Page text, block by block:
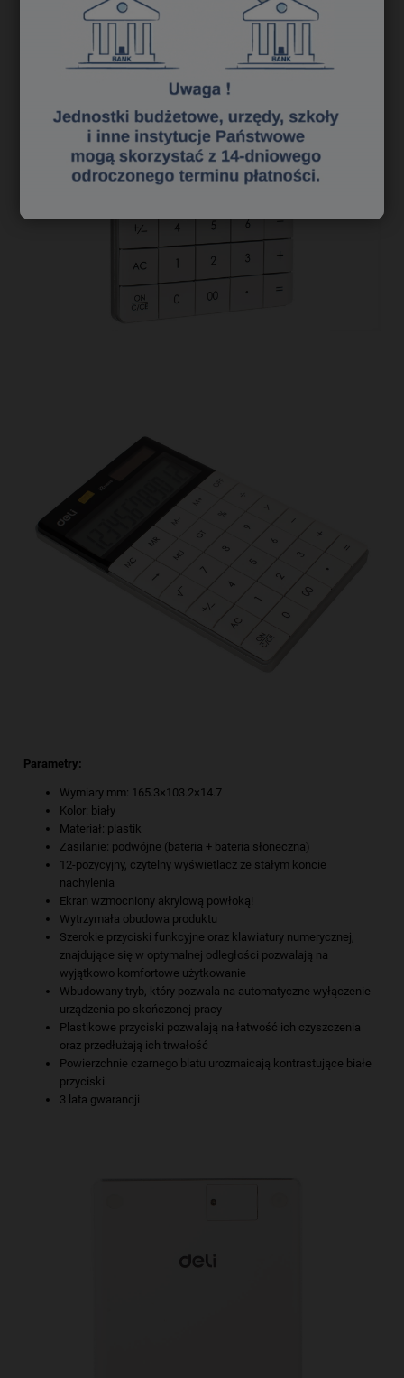
Parametry:
Wymiary mm: 165.3×103.2×14.7
Kolor: biały
Materiał: plastik
Zasilanie: podwójne (bateria + bateria słoneczna)
12-pozycyjny, czytelny wyświetlacz ze stałym koncie
nachylenia
Ekran wzmocniony akrylową powłoką!
Wytrzymała obudowa produktu
Szerokie przyciski funkcyjne oraz klawiatury numerycznej,
znajdujące się w optymalnej odległości pozwalają na
wyjątkowo komfortowe użytkowanie
Wbudowany tryb, który pozwala na automatyczne wyłączenie
urządzenia po skończonej pracy
Plastikowe przyciski pozwalają na łatwość ich czyszczenia
oraz przedłużają ich trwałość
Powierzchnie czarnego blatu urozmaicają kontrastujące białe
przyciski
3 lata gwarancji